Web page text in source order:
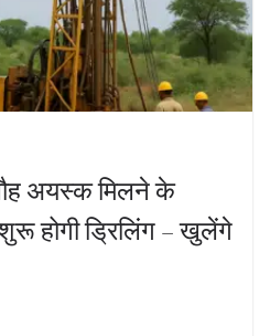
अयस्क मिलने के
होगी ड्रिलिंग – खुलेंगे